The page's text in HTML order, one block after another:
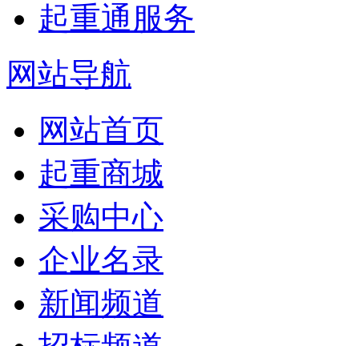
起重通服务
网站导航
网站首页
起重商城
采购中心
企业名录
新闻频道